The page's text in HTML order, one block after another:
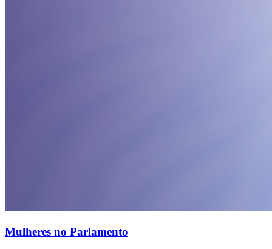
Mulheres no Parlamento